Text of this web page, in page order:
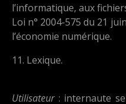
l’informatique, aux
Loi n° 2004-575 du 21
l’économie numérique.
11. Lexique.
Utilisateur: internaute